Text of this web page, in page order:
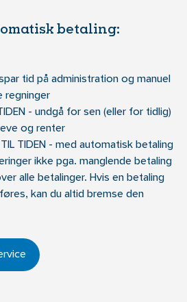
betaling:
tid på administration og manuel
regninger
- undgå for sen (eller for tidlig)
og renter
TIL TIDEN - med automatisk betaling
ikke pga. manglende betaling
alle betalinger. Hvis en betaling
kan du altid bremse den